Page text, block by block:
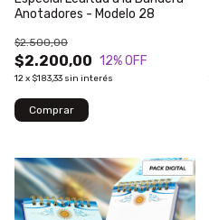
Anotadores - Modelo 28
$2.200,00
$2.500,00
12% OFF
12x $183,33 sin interés